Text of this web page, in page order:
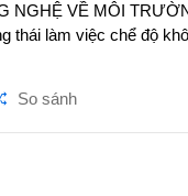
NGHỆ VỀ MÔI
thái làm việc chể độ
So sánh